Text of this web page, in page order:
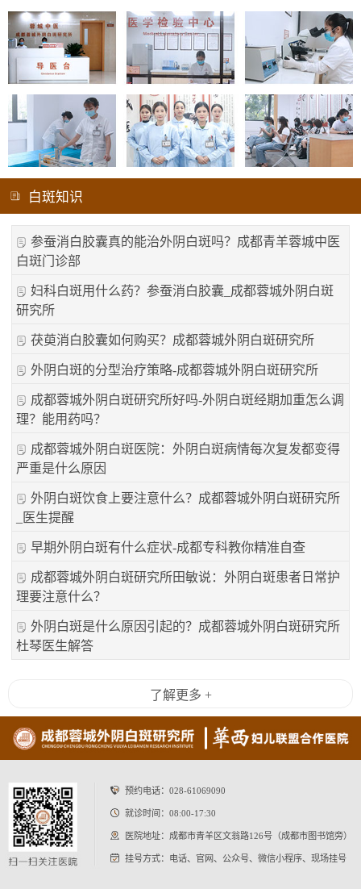
白斑知识
参蚕消白胶囊真的能治外阴白斑吗？成都青羊蓉城中医
白斑门诊部
妇科白斑用什么药？参蚕消白胶囊_成都蓉城外阴白斑
研究所
茯萸消白胶囊如何购买？成都蓉城外阴白斑研究所
外阴白斑的分型治疗策略-成都蓉城外阴白斑研究所
成都蓉城外阴白斑研究所好吗-外阴白斑经期加重怎么调
理？能用药吗？
成都蓉城外阴白斑医院：外阴白斑病情每次复发都变得
严重是什么原因
外阴白斑饮食上要注意什么？成都蓉城外阴白斑研究所
_医生提醒
早期外阴白斑有什么症状-成都专科教你精准自查
成都蓉城外阴白斑研究所田敏说：外阴白斑患者日常护
理要注意什么？
外阴白斑是什么原因引起的？成都蓉城外阴白斑研究所
杜琴医生解答
了解更多 +
预约电话： 028-61069090
就诊时间：08:00-17:30
医院地址：成都市青羊区文翁路126号（成都市图书馆旁）
挂号方式：电话、官网、公众号、微信小程序、现场挂号